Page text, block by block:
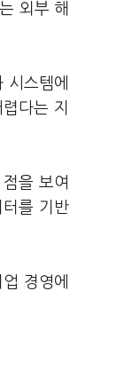
외부 해
스템에
다는 지
을 보여
를 기반
경영에